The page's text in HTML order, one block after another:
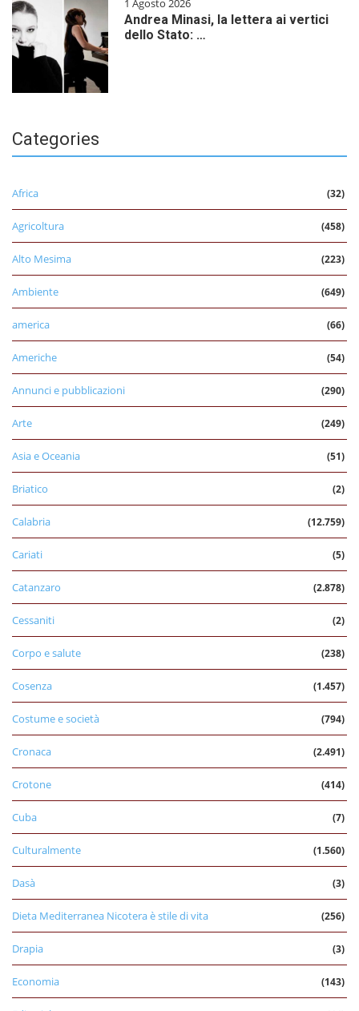
1 Agosto 2026
Andrea Minasi, la lettera ai vertici
dello Stato: …
Categories
Africa (32)
Agricoltura (458)
Alto Mesima (223)
Ambiente (649)
america (66)
Americhe (54)
Annunci e pubblicazioni (290)
Arte (249)
Asia e Oceania (51)
Briatico (2)
Calabria (12.759)
Cariati (5)
Catanzaro (2.878)
Cessaniti (2)
Corpo e salute (238)
Cosenza (1.457)
Costume e società (794)
Cronaca (2.491)
Crotone (414)
Cuba (7)
Culturalmente (1.560)
Dasà (3)
Dieta Mediterranea Nicotera è stile di vita (256)
Drapia (3)
Economia (143)